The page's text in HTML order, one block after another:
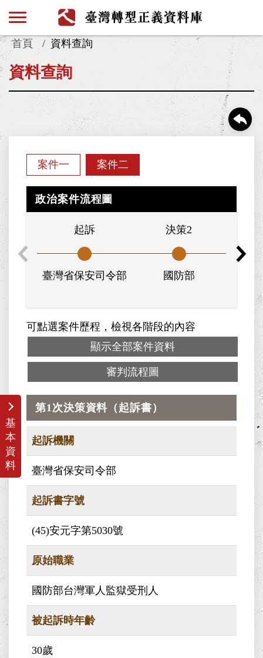
首頁 資料查詢
資料查詢
案件一 案件二
政治案件流程圖
起訴
臺灣省保安司令部
決策2
國防部
可點選案件歷程，檢視各階段的內容
顯示全部案件資料
審判流程圖
基
本
資
料
第1次決策資料（起訴書）
起訴機關
臺灣省保安司令部
起訴書字號
(45)安元字第5030號
原始職業
國防部台灣軍人監獄受刑人
被起訴時年齡
30歲